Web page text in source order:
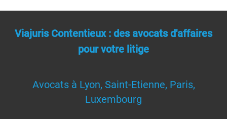
Viajuris Contentieux : des avocats d'affaires
pour votre litige
Avocats à Lyon, Saint-Etienne, Paris,
Luxembourg